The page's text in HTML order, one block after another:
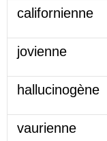
californienne
jovienne
hallucinogène
vaurienne